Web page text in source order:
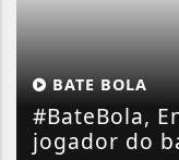
BATE BOLA
#BateBola,
jogador do